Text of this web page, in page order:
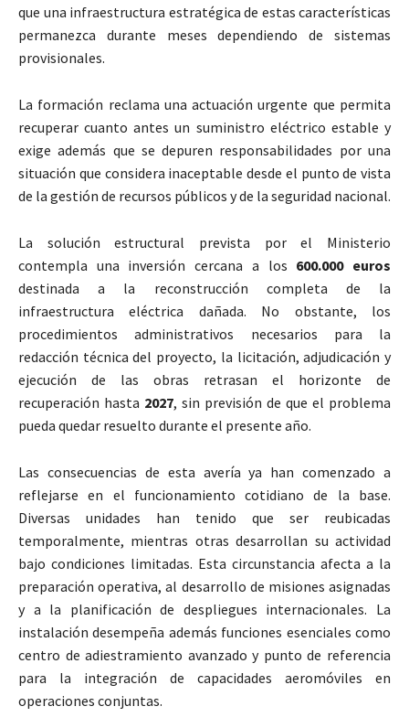
que una infraestructura estratégica de estas características
permanezca durante meses dependiendo de sistemas
provisionales.
La formación reclama una actuación urgente que permita
recuperar cuanto antes un suministro eléctrico estable y
exige además que se depuren responsabilidades por una
situación que considera inaceptable desde el punto de vista
de la gestión de recursos públicos y de la seguridad nacional.
La solución estructural prevista por el Ministerio
contempla una inversión cercana a los 600.000 euros
destinada a la reconstrucción completa de la
infraestructura eléctrica dañada. No obstante, los
procedimientos administrativos necesarios para la
redacción técnica del proyecto, la licitación, adjudicación y
ejecución de las obras retrasan el horizonte de
recuperación hasta 2027, sin previsión de que el problema
pueda quedar resuelto durante el presente año.
Las consecuencias de esta avería ya han comenzado a
reflejarse en el funcionamiento cotidiano de la base.
Diversas unidades han tenido que ser reubicadas
temporalmente, mientras otras desarrollan su actividad
bajo condiciones limitadas. Esta circunstancia afecta a la
preparación operativa, al desarrollo de misiones asignadas
y a la planificación de despliegues internacionales. La
instalación desempeña además funciones esenciales como
centro de adiestramiento avanzado y punto de referencia
para la integración de capacidades aeromóviles en
operaciones conjuntas.